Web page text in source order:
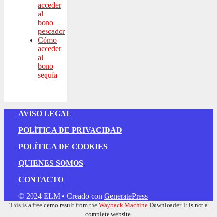
acceder
al
bono
pescador
Cómo
acceder
al
bono
sequía
AVISO LEGAL
POLÍTICA DE PRIVACIDAD
POLÍTICA DE COOKIES
QUIENES SOMOS
CONTACTO
© 2024 ELM • Creado con GeneratePress
This is a free demo result from the Wayback Machine Downloader. It is not a
complete website.